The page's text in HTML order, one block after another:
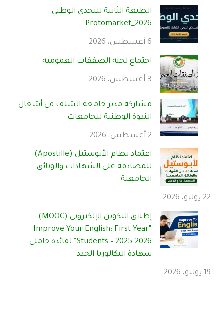
الطبعة الثانية للتحدي الوطني
Protomarket_2026
6 أغسطس، 2026
اجتماع لجنة الصفقات العمومية
3 أغسطس، 2026
مشاركة مدير جامعة الشلف في أشغال
الندوة الوطنية للجامعات
2 أغسطس، 2026
اعتماد نظام الأبوستيل (Apostille)
للمصادقة على الشهادات والوثائق
الجامعية
22 يوليو، 2026
إطلاق التكوين الإلكتروني (MOOC)
“Improve Your English: First Year
Students – 2025-2026” لفائدة حاملي
شهادة البكالوريا الجدد
19 يوليو، 2026